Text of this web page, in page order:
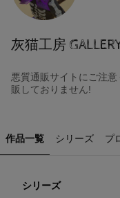
灰猫工房
悪質通販サイトにご注
販しておりません!
作品一覧 シリーズ プ
シリーズ